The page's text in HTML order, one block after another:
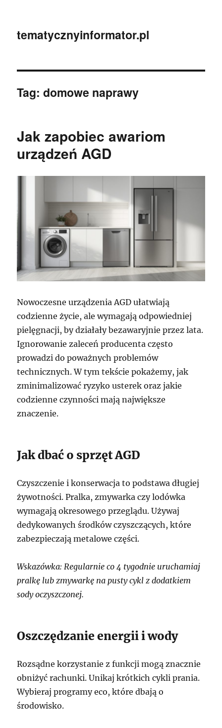
tematycznyinformator.pl
Tag:domowe naprawy
Jak zapobiec awariom
urządzeń AGD
Nowoczesne urządzenia AGD ułatwiają
codzienne życie, ale wymagają odpowiedniej
pielęgnacji, by działały bezawaryjnie przez lata.
Ignorowanie zaleceń producenta często
prowadzi do poważnych problemów
technicznych. W tym tekście pokażemy, jak
zminimalizować ryzyko usterek oraz jakie
codzienne czynności mają największe
znaczenie.
Jak dbać o sprzęt AGD
Czyszczenie i konserwacja to podstawa długiej
żywotności. Pralka, zmywarka czy lodówka
wymagają okresowego przeglądu. Używaj
dedykowanych środków czyszczących, które
zabezpieczają metalowe części.
Wskazówka: Regularnie co 4 tygodnie uruchamiaj
pralkę lub zmywarkę na pusty cykl z dodatkiem
sody oczyszczonej.
Oszczędzanie energii i wody
Rozsądne korzystanie z funkcji mogą znacznie
obniżyć rachunki. Unikaj krótkich cykli prania.
Wybieraj programy eco, które dbają o
środowisko.